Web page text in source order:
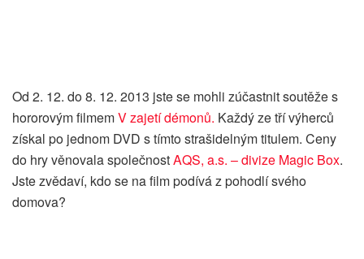
Od 2. 12. do 8. 12. 2013 jste se mohli zúčastnit soutěže s
hororovým filmemV zajetí démonů. Každý ze tří výherců
získal po jednom DVD s tímto strašidelným titulem. Ceny
do hry věnovala společnostAQS, a.s. – divize Magic Box.
Jste zvědaví, kdo se na film podívá z pohodlí svého
domova?